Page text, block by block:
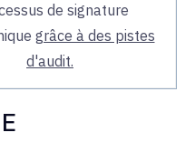
de signature
grâce à des pistes
d'audit.